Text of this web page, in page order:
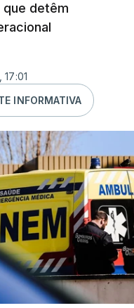
que detêm
INFORMATIVA